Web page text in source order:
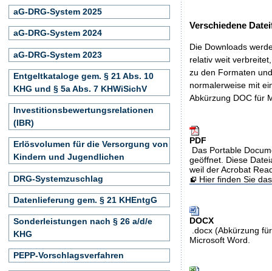
Verschiedene
Die Downloads
relativ weit
zu den Formaten
normalerweise mit
Abkürzung DOC für
PDF
Das Portable
geöffnet. Diese
weil der Acrobat
Hier finden Sie
DOCX
.docx (Abkürzung
Microsoft Word.
aG-DRG-System 2025
aG-DRG-System 2024
aG-DRG-System 2023
Entgeltkataloge gem. § 21 Abs. 10
KHG und § 5a Abs. 7 KHWiSichV
Investitionsbewertungsrelationen
(IBR)
Erlösvolumen für die Versorgung von
Kindern und Jugendlichen
DRG-Systemzuschlag
Datenlieferung gem. § 21 KHEntgG
Sonderleistungen nach § 26 a/d/e
KHG
PEPP-Vorschlagsverfahren